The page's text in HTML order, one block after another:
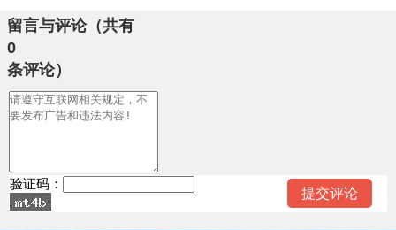
留言与评论（共有
0
条评论）
验证码：